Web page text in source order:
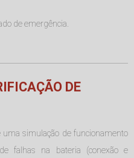
de emergência.
DE
uma simulação de funcionamento
falhas na bateria (conexão e